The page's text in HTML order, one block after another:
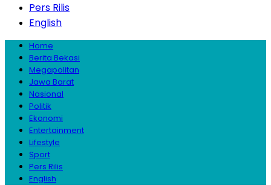
Pers Rilis
English
Home
Berita Bekasi
Megapolitan
Jawa Barat
Nasional
Politik
Ekonomi
Entertainment
Lifestyle
Sport
Pers Rilis
English